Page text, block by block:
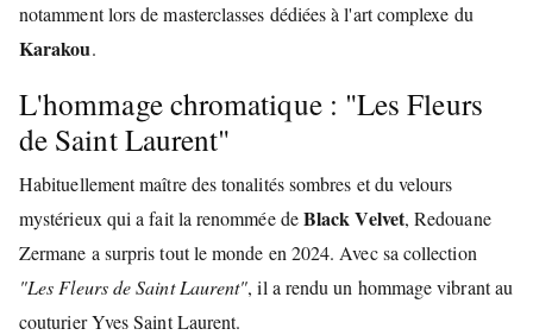
notamment lors de masterclasses dédiées à l'art complexe du
Karakou.
L'hommage chromatique : "Les Fleurs
de Saint Laurent"
Habituellement maître des tonalités sombres et du velours
mystérieux qui a fait la renommée deBlack Velvet, Redouane
Zermane a surpris tout le monde en 2024. Avec sa collection
"Les Fleurs de Saint Laurent", il a rendu un hommage vibrant au
couturier Yves Saint Laurent.